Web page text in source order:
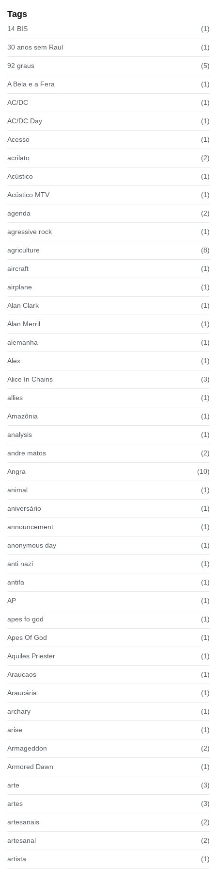
Tags
14 BIS (1)
30 anos sem Raul (1)
92 graus (5)
A Bela e a Fera (1)
AC/DC (1)
AC/DC Day (1)
Acesso (1)
acrilato (2)
Acústico (1)
Acústico MTV (1)
agenda (2)
agressive rock (1)
agriculture (8)
aircraft (1)
airplane (1)
Alan Clark (1)
Alan Merril (1)
alemanha (1)
Alex (1)
Alice In Chains (3)
allies (1)
Amazônia (1)
analysis (1)
andre matos (2)
Angra (10)
animal (1)
aniversário (1)
announcement (1)
anonymous day (1)
anti nazi (1)
antifa (1)
AP (1)
apes fo god (1)
Apes Of God (1)
Aquiles Priester (1)
Araucaos (1)
Araucária (1)
archary (1)
arise (1)
Armageddon (2)
Armored Dawn (1)
arte (3)
artes (3)
artesanais (2)
artesanal (2)
artista (1)